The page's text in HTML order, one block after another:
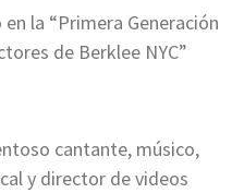
la “Primera Generación
de Berklee NYC”
cantante, músico,
y director de videos